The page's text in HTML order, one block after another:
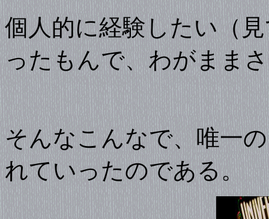
個人的に経験したい（
ったもんで、わがまま
そんなこんなで、唯一
れていったのである。